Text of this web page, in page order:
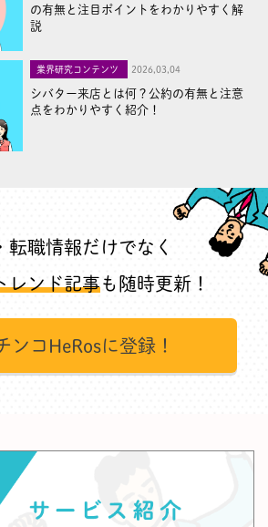
の有無と注目ポイントをわかりやすく解
説
業界研究コンテンツ 2026,03,04
シバター来店とは何？公約の有無と注意
点をわかりやすく紹介！
転職情報だけでなく
レンド記事も随時更新！
ンコHeRosに登録！